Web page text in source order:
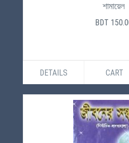
শামায়েল
BDT
DETAILS CART